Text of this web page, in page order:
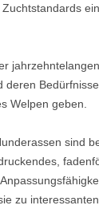
Welpen geben.
sind
zu